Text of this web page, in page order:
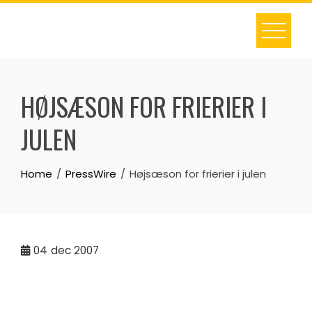
Skip
HØJSÆSON FOR FRIERIER I
JULEN
Home PressWire Højsæson for frierier i julen
04 dec 2007